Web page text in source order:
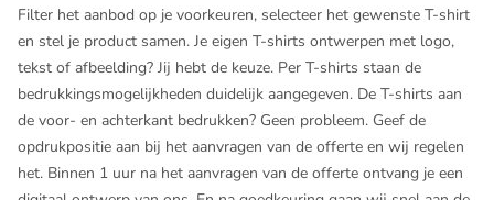
Filter het aanbod op je voorkeuren, selecteer het gewenste T-shirt
en stel je product samen. Je eigen T-shirts ontwerpen met logo,
tekst of afbeelding? Jij hebt de keuze. Per T-shirts staan de
bedrukkingsmogelijkheden duidelijk aangegeven. De T-shirts aan
de voor- en achterkant bedrukken? Geen probleem. Geef de
opdrukpositie aan bij het aanvragen van de offerte en wij regelen
het. Binnen 1 uur na het aanvragen van de offerte ontvang je een